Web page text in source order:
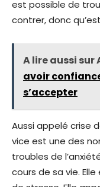
est possible de
contrer, donc
A lire aussi sur
avoir
s’accepter
Aussi appelé crise
vice est une des
troubles de
cours de sa vie.